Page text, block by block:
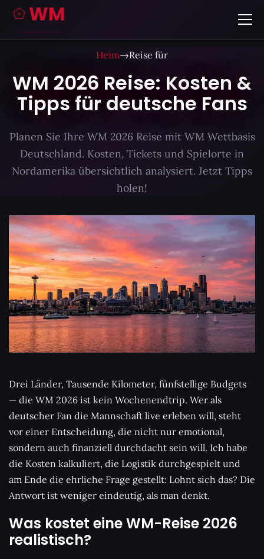
Heim→Reise für
WM 2026 Reise: Kosten &
Tipps für deutsche Fans
Planen Sie Ihre WM 2026 Reise mit WM Wettbasis
Deutschland. Kosten, Tickets und Spielorte in
Nordamerika übersichtlich analysiert. Jetzt Tipps
holen!
Drei Länder, Tausende Kilometer, fünfstellige Budgets
— die WM 2026 ist kein Wochenendtrip. Wer als
deutscher Fan die Mannschaft live erleben will, steht
vor einer Entscheidung, die nicht nur emotional,
sondern auch finanziell durchdacht sein will. Ich habe
die Kosten kalkuliert, die Logistik durchgespielt und
am Ende die ehrliche Frage gestellt: Lohnt sich das? Die
Antwort ist weniger eindeutig, als man denkt.
Was kostet eine WM-Reise 2026
realistisch?